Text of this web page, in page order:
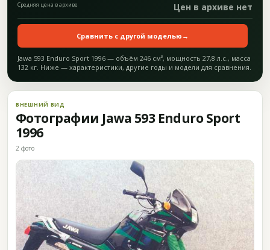
Средняя цена в архиве Цен в архиве нет
Сравнить с другой моделью →
Jawa 593 Enduro Sport 1996 — объём 246 см³, мощность 27,8 л.с., масса
132 кг. Ниже — характеристики, другие годы и модели для сравнения.
ВНЕШНИЙ ВИД
Фотографии Jawa 593 Enduro Sport
1996
2 фото